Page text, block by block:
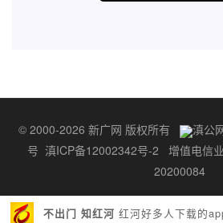
© 2000-2026 新广网 版权所有
滇公
号 滇ICP备12002342号-2 增值电信
20200084
不出门 知红河 红河好多人下载的